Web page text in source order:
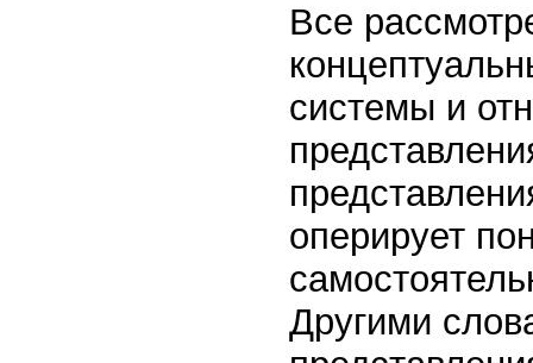
Все
системы и
оперирует
Другими